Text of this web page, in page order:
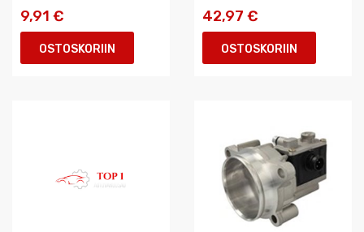
9,91 €
OSTOSKORIIN
42,97 €
OSTOSKORIIN